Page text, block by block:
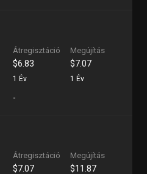
Átregisztáció
$6.83
1 Év
Megújítás
$7.07
1 Év
-
Átregisztáció
$7.07
Megújítás
$11.87